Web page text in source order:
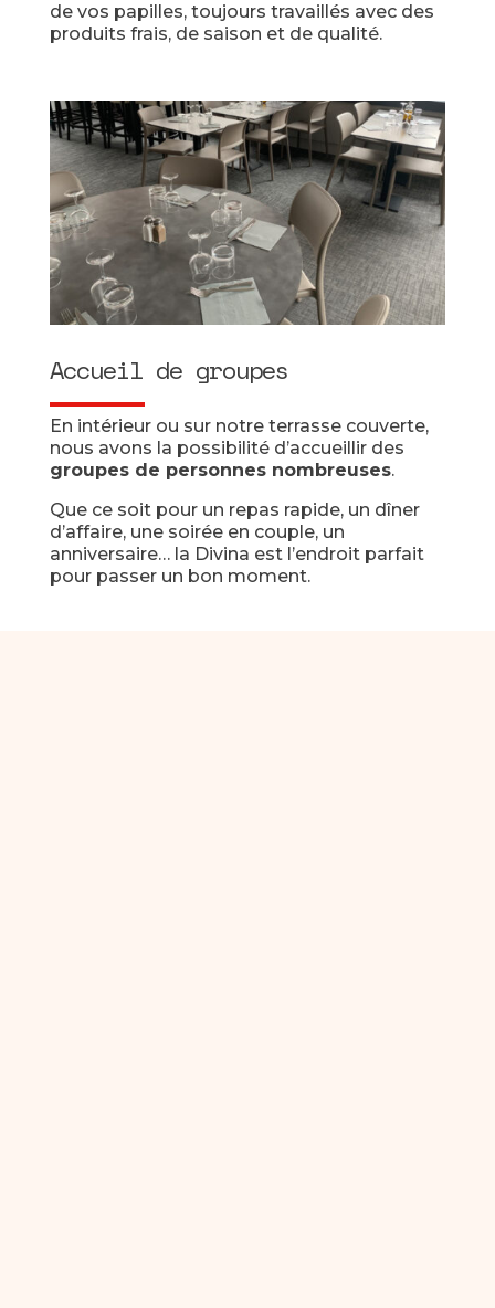
de vos papilles, toujours travaillés avec des
produits frais, de saison et de qualité.
Accueil de groupes
En intérieur ou sur notre terrasse couverte,
nous avons la possibilité d’accueillir des
groupes de personnes nombreuses.
Que ce soit pour un repas rapide, un dîner
d’affaire, une soirée en couple, un
anniversaire… la Divina est l’endroit parfait
pour passer un bon moment.